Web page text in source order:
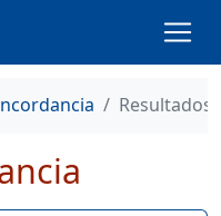
Resultados